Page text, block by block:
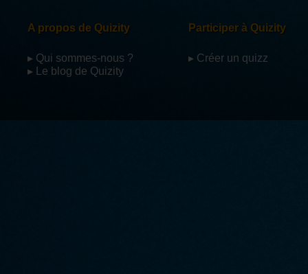
A propos de Quizity
▸ Qui sommes-nous ?
▸ Le blog de Quizity
Participer à Quizity
▸ Créer un quizz